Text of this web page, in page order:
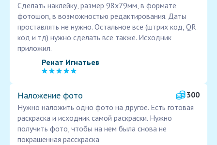
Сделать наклейку, размер 98х79мм, в формате
фотошоп, в возможностью редактирования. Даты
проставлять не нужно. Остальное все (штрих код, QR
код и тд) нужно сделать все также. Исходник
приложил.
Ренат Игнатьев
Наложение фото
300
Нужно наложить одно фото на другое. Есть готовая
раскраска и исходник самой раскраски. Нужно
получить фото, чтобы на нем была снова не
покрашенная расскраска